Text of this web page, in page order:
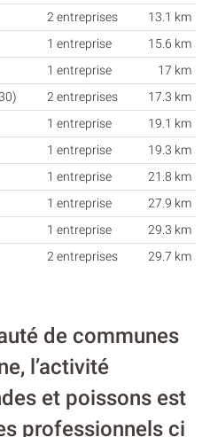
2 entreprises
13.1 km
1 entreprise
15.6 km
1 entreprise
17 km
2 entreprises
17.3 km
1 entreprise
19.1 km
1 entreprise
19.3 km
1 entreprise
21.8 km
1 entreprise
27.9 km
1 entreprise
29.3 km
2 entreprises 29.7 km
de communes
l’activité
et poissons est
professionnels ci